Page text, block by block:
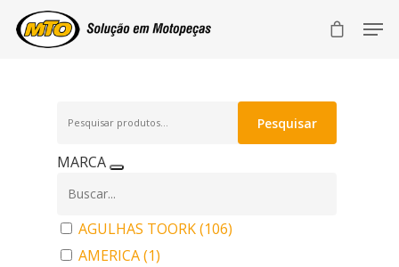
por:
Pesquisar
MARCA
AGULHAS TOORK(106)
AMERICA(1)